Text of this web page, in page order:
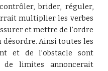
brider, réguler,
multiplier les verbes
et mettre de l’ordre
désordre. Ainsi toutes les
et de l’obstacle sont
de limites annoncerait